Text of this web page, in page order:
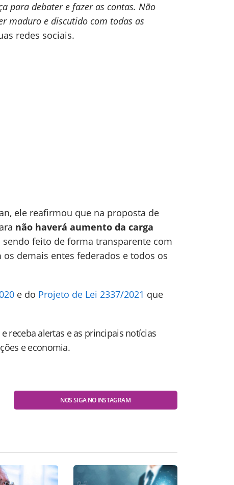
para debater e fazer as contas. Não
maduro e discutido com todas as
redes sociais.
ele reafirmou que na proposta de
não haverá aumento da carga
sendo feito de forma transparente com
demais entes federados e todos os
e do Projeto de Lei 2337/2021 que
e receba alertas e as principais notícias
e economia.
NOS SIGA NO INSTAGRAM